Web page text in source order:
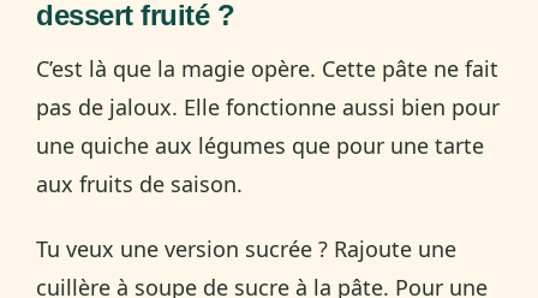
dessert fruité ?
C’est là que la magie opère. Cette pâte ne fait
pas de jaloux. Elle fonctionne aussi bien pour
une quiche aux légumes que pour une tarte
aux fruits de saison.
Tu veux une version sucrée ? Rajoute une
cuillère à soupe de sucre à la pâte. Pour une